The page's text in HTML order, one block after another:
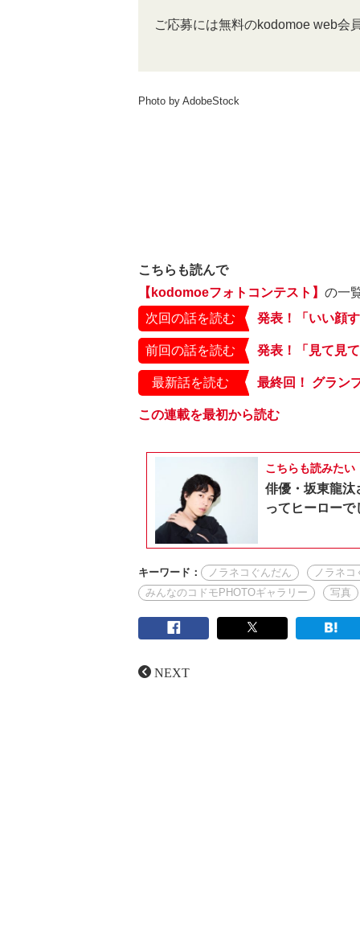
ご応募には無料のkodomoe web会
Photo by AdobeStock
こちらも読んで
【kodomoeフォトコンテスト】 の一
次回の話を読む
前回の話を読む
最新話を読む
この連載を最初から読む
こちらも読みたい
俳優・坂東龍汰
ってヒーローで
キーワード： ノラネコぐんだん ノラネコ
みんなのコドモPHOTOギャラリー
写真
NEXT